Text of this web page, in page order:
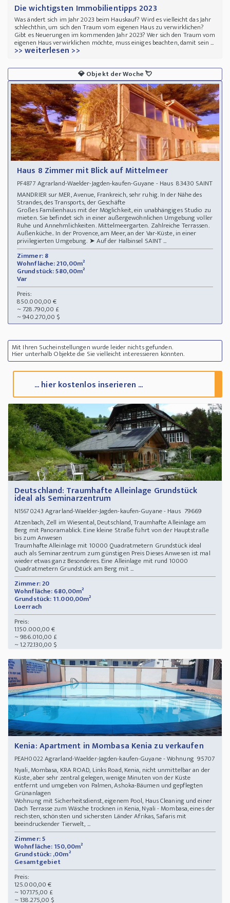
Die wichtigsten Immobilientipps 2023
Was ändert sich im Jahr 2023 beim Hauskauf? Wird es vielleicht das Jahr
schlechthin, um sich den Traum vom eigenen Haus zu verwirklichen?
Gibt es Neuerungen im kommenden Jahr 2023? Wer sich den Traum vom
eigenen Haus verwirklichen möchte, muss einiges beachten, damit sein ...
>> weiterlesen >>
💎Objekt der Woche💘
Haus 8 Zimmer mit Blick auf Mittelmeer
PF4877 Agrarland-Waelder-Jagden-kaufen-Guyane - Haus 83430 SAINT
MANDRIER sur MER, Avenue, Frankreich, sehr ruhig. In der Nähe des
Strandes, des Transports, der Geschäfte
Großes Familienhaus mit der Möglichkeit, ein unabhängiges Studio zu
mieten. Sie befindet sich in einer außergewöhnlichen Umgebung voller
Ruhe und Annehmlichkeiten. Mittelmeergarten. Zahlreiche Terrassen.
Außenküche.. In der Provence, am Meer, an der Var-Küste, in einer
privilegierten Umgebung. ➤ Auf der Halbinsel SAINT ...
Zimmer: 8
Wohnfläche: 210,00m²
Grundstück: 580,00m²
Var
Preis:
850.000,00 €
~ 728.790,00 £
~ 940.270,00 $
Mit Ihren Sucheinstellungen wurde leider nichts gefunden.
Hier unterhalb Objekte die Sie vielleicht interessieren könnten.
... hier kostenlos inserieren ...
Deutschland: Traumhafte Alleinlage Grundstück
ideal als Seminarzentrum
N15670243 Agrarland-Waelder-Jagden-kaufen-Guyane - Haus 79669
Atzenbach, Zell im Wiesental, Deutschland, Traumhafte Alleinlage am
Berg mit Panoramablick. Eine kleine Straße führt von der Hauptstraße
bis zum Anwesen
Traumhafte Alleinlage mit 10000 Quadratmetern Grundstück ideal
auch als Seminarzentrum zum günstigen Preis Dieses Anwesen ist mal
wieder etwas ganz Besonderes. Eine Alleinlage mit rund 10000
Quadratmetern Grundstück am Berg mit ...
Zimmer: 20
Wohnfläche: 680,00m²
Grundstück: 11.000,00m²
Loerrach
Preis:
1.150.000,00 €
~ 986.010,00 £
~ 1.272.130,00 $
Kenia: Apartment in Mombasa Kenia zu verkaufen
PEAH0022Agrarland-Waelder-Jagden-kaufen-Guyane - Wohnung 95707
Nyali, Mombasa, KRA ROAD, Links Road, Kenia, nicht unmittelbar an der
Küste, aber sehr zentral gelegen, wenige Minuten von der Küste
entfernt und umgeben von Palmen, Ashoka-Bäumen und gepflegten
Grünanlagen
Wohnung mit Sicherheitsdienst, eigenem Pool, Haus Cleaning und einer
Dach Terrasse zum Wäsche trocknen in Kenia, Nyali - Mombasa, eines der
reichsten, schönsten und sichersten Länder Afrikas, Safaris mit
beeindruckender Tierwelt, ...
Zimmer: 5
Wohnfläche: 150,00m²
Grundstück: ,00m²
Gesamtgebiet
Preis:
125.000,00 €
~ 107.175,00 £
~ 138.275,00 $